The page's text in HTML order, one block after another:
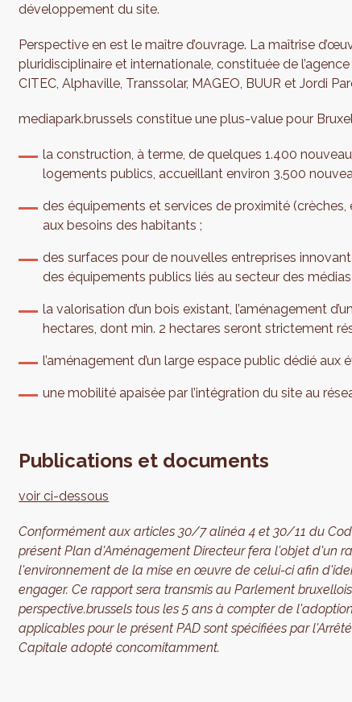
développement du site.
Perspective en est le maître d’ouvrage. La maîtrise
pluridisciplinaire et internationale, constituée de
CITEC, Alphaville, Transsolar, MAGEO, BUUR et Jordi
mediapark.brussels constitue une plus-value pour
la construction, à terme, de quelques 1.400
logements publics, accueillant environ 3.500
des équipements et services de proximité
aux besoins des habitants ;
des surfaces pour de nouvelles entreprises
des équipements publics liés au secteur des médias
la valorisation d’un bois existant, l’aménagement
hectares, dont min. 2 hectares seront strictement
l’aménagement d’un large espace public dédié aux
une mobilité apaisée par l’intégration du site au
Publications et documents
voir ci-dessous
Conformément aux articles 30/7 alinéa 4 et 30/11 du
présent Plan d'Aménagement Directeur fera l'objet d'un
l'environnement de la mise en œuvre de celui-ci afin
engager. Ce rapport sera transmis au Parlement
perspective.brussels tous les 5 ans à compter de
applicables pour le présent PAD sont spécifiées par
Capitale adopté concomitamment.